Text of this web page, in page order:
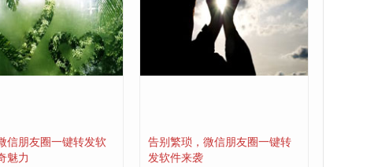
信朋友圈一键转发软
魅力
告别繁琐，微信朋友圈一键转
发软件来袭